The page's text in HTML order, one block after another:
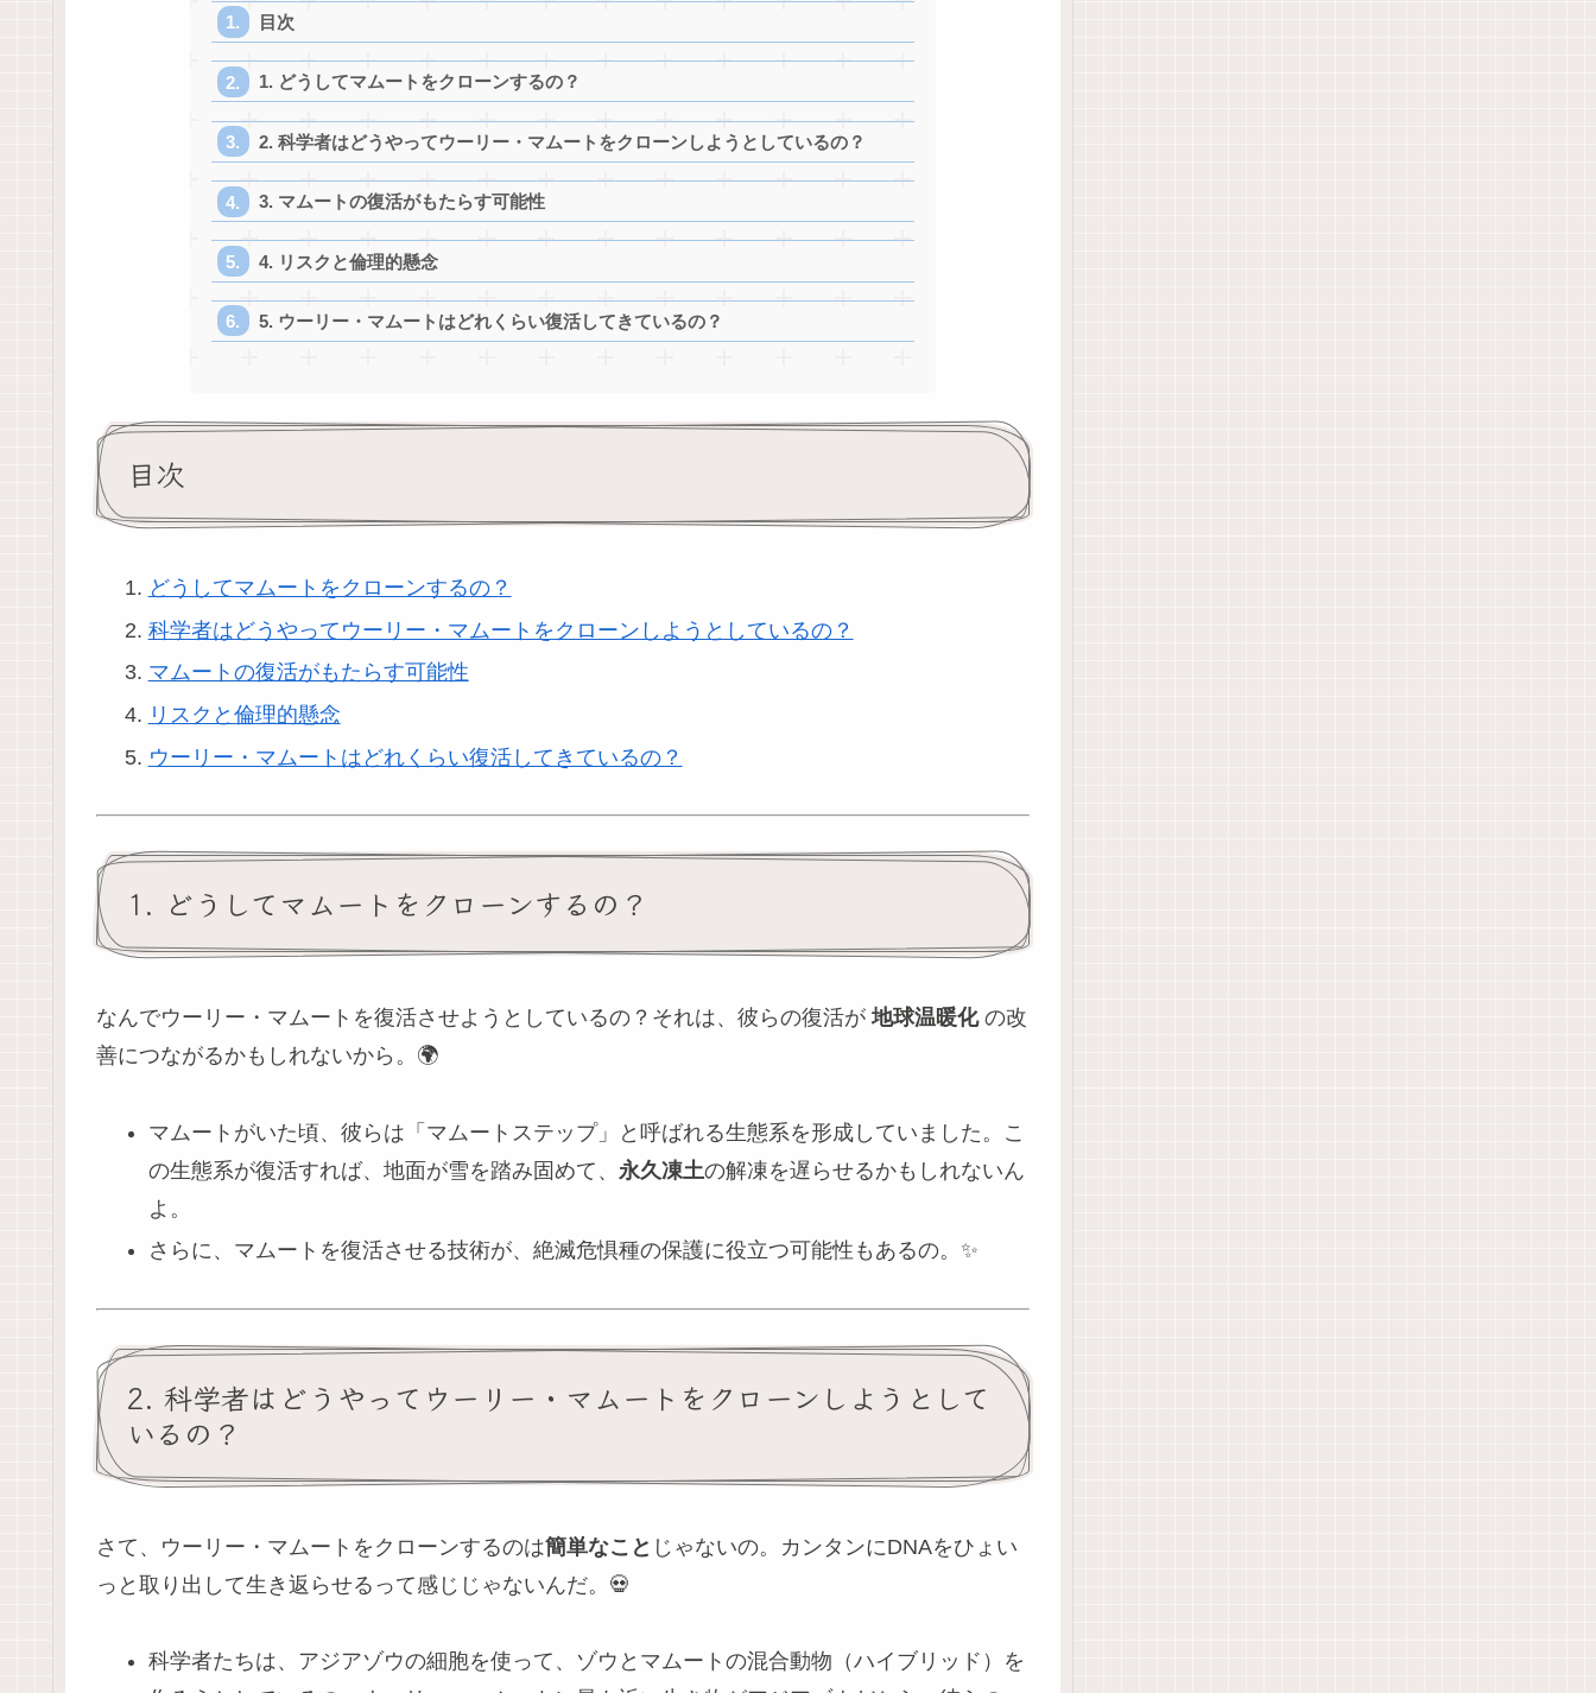
目次
1. どうしてマムートをクローンするの？
2. 科学者はどうやってウーリー・マムートをクローンしようとしているの？
3. マムートの復活がもたらす可能性
4. リスクと倫理的懸念
5. ウーリー・マムートはどれくらい復活してきているの？
目次
どうしてマムートをクローンするの？
科学者はどうやってウーリー・マムートをクローンしようとしているの？
マムートの復活がもたらす可能性
リスクと倫理的懸念
ウーリー・マムートはどれくらい復活してきているの？
1. どうしてマムートをクローンするの？
なんでウーリー・マムートを復活させようとしているの？それは、彼らの復活が地球温暖化の改
善につながるかもしれないから。🌍
マムートがいた頃、彼らは「マムートステップ」と呼ばれる生態系を形成していました。こ
の生態系が復活すれば、地面が雪を踏み固めて、 永久凍土の解凍を遅らせるかもしれないん
よ。
さらに、マムートを復活させる技術が、絶滅危惧種の保護に役立つ可能性もあるの。✨
2. 科学者はどうやってウーリー・マムートをクローンしようとして
いるの？
さて、ウーリー・マムートをクローンするのは簡単なこと じゃないの。カンタンにDNAをひょい
っと取り出して生き返らせるって感じじゃないんだ。💀
科学者たちは、アジアゾウの細胞を使って、ゾウとマムートの混合動物（ハイブリッド）を